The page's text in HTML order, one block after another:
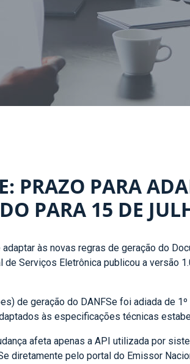
PRAZO PARA
PARA 15 DE
às novas regras de geração do
Serviços Eletrônica publicou a versão
de geração do DANFSe foi adiada de
às especificações técnicas
afeta apenas a API utilizada por
diretamente pelo portal do Emissor